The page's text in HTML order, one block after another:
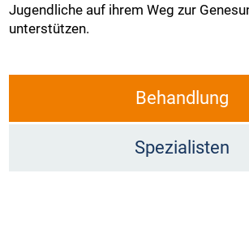
Jugendliche auf ihrem Weg zur
unterstützen.
Behandlung
Spezialisten